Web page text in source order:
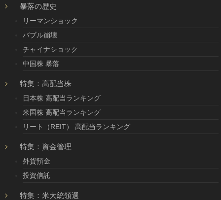
暴落の歴史
リーマンショック
バブル崩壊
チャイナショック
中国株 暴落
特集：高配当株
日本株 高配当ランキング
米国株 高配当ランキング
リート（REIT） 高配当ランキング
特集：資金管理
外貨預金
投資信託
特集：米大統領選